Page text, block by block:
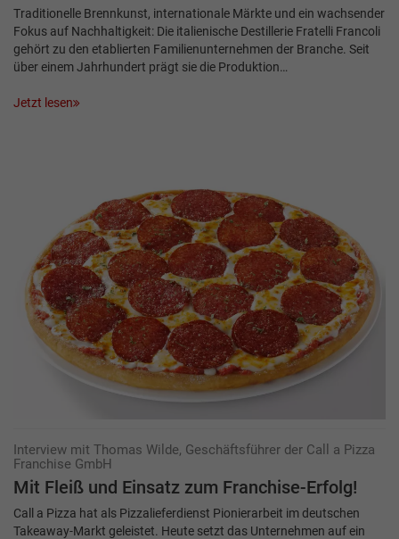
Traditionelle Brennkunst, internationale Märkte und ein wachsender
Fokus auf Nachhaltigkeit: Die italienische Destillerie Fratelli Francoli
gehört zu den etablierten Familienunternehmen der Branche. Seit
über einem Jahrhundert prägt sie die Produktion…
Jetzt lesen
Interview mit Thomas Wilde, Geschäftsführer der Call a Pizza
Franchise GmbH
Mit Fleiß und Einsatz zum Franchise-Erfolg!
Call a Pizza hat als Pizzalieferdienst Pionierarbeit im deutschen
Takeaway-Markt geleistet. Heute setzt das Unternehmen auf ein